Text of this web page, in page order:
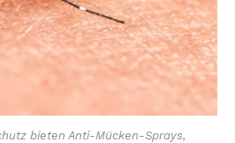
bieten Anti-Mücken-Sprays,